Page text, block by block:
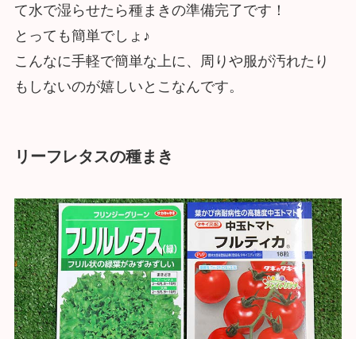
て水で湿らせたら種まきの準備完了です！
とっても簡単でしょ♪
こんなに手軽で簡単な上に、周りや服が汚れたり
もしないのが嬉しいとこなんです。
リーフレタスの種まき